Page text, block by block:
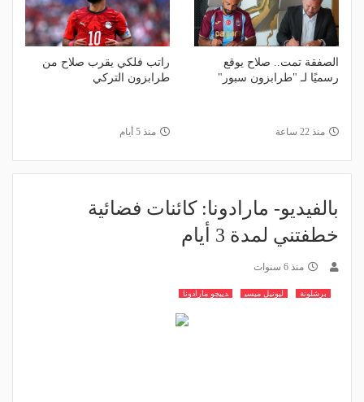
الصفقة تمت.. صلاح يوقع
رسميًا لـ "طرابزون سبور"
منذ 22 ساعة
راتب فلكي يقرب صلاح من
طرابزون التركي
منذ 5 أيام
بالفيديو- مارادونا: كائنات فضائية
خطفتني لمدة 3 أيام
منذ 6 سنوات
برشلونة ليونيل ميسي دييجو مارادونا